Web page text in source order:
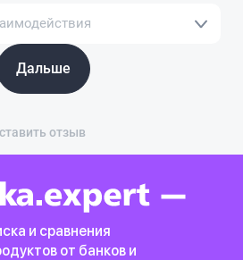
Дальше
отзыв
и сравнения
от банков и